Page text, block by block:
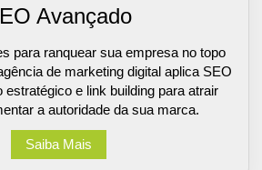
Avançado
para ranquear sua empresa no topo
de marketing digital aplica SEO
estratégico e link building para atrair
a autoridade da sua marca.
Saiba Mais